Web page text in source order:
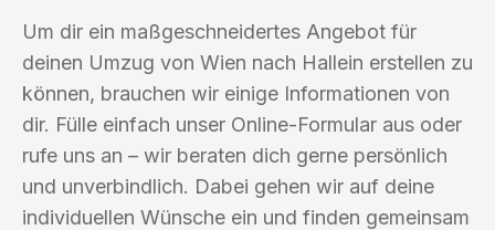
Um dir ein maßgeschneidertes Angebot für
deinen Umzug von Wien nach Hallein erstellen zu
können, brauchen wir einige Informationen von
dir. Fülle einfach unser Online-Formular aus oder
rufe uns an – wir beraten dich gerne persönlich
und unverbindlich. Dabei gehen wir auf deine
individuellen Wünsche ein und finden gemeinsam